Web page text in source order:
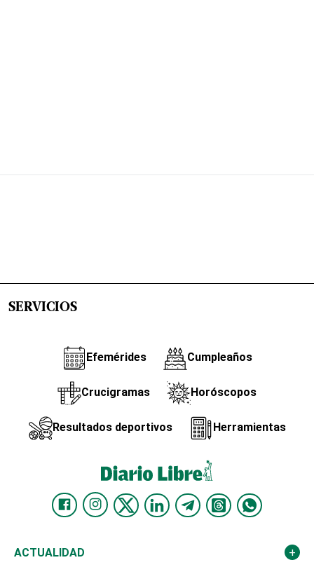
SERVICIOS
Efemérides Cumpleaños
Crucigramas Horóscopos
Resultados deportivos Herramientas
ACTUALIDAD